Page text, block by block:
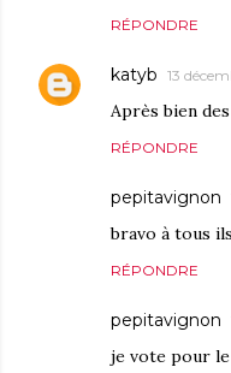
RÉPONDRE
katyb 13
Après bien
RÉPONDRE
pepitavignon
bravo à tous
RÉPONDRE
pepitavignon
je vote pour le